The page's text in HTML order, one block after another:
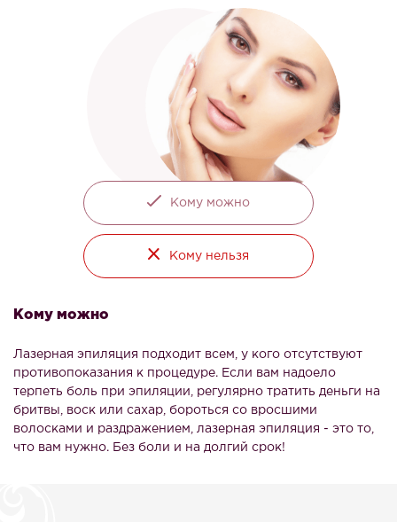
Кому можно
Кому нельзя
Кому можно
Лазерная эпиляция подходит всем, у кого отсутствуют
противопоказания к процедуре. Если вам надоело
терпеть боль при эпиляции, регулярно тратить деньги на
бритвы, воск или сахар, бороться со вросшими
волосками и раздражением, лазерная эпиляция - это то,
что вам нужно. Без боли и на долгий срок!